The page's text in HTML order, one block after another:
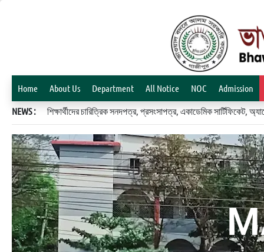
Home About Us Department All Notice NOC Admission
NEWS : শিক্ষার্থীদের চারিত্রিক সনদপত্র, প্রসংসাপত্র, একাডেমিক